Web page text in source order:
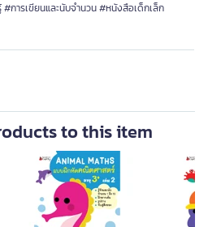
การเขียนและนับจำนวน #หนังสือเด็กเล็ก
to this item